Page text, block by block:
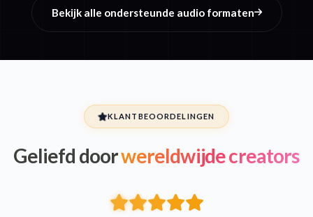
Bekijk alle ondersteunde audio formaten
KLANTBEOORDELINGEN
Geliefd doorwereldwijde creators